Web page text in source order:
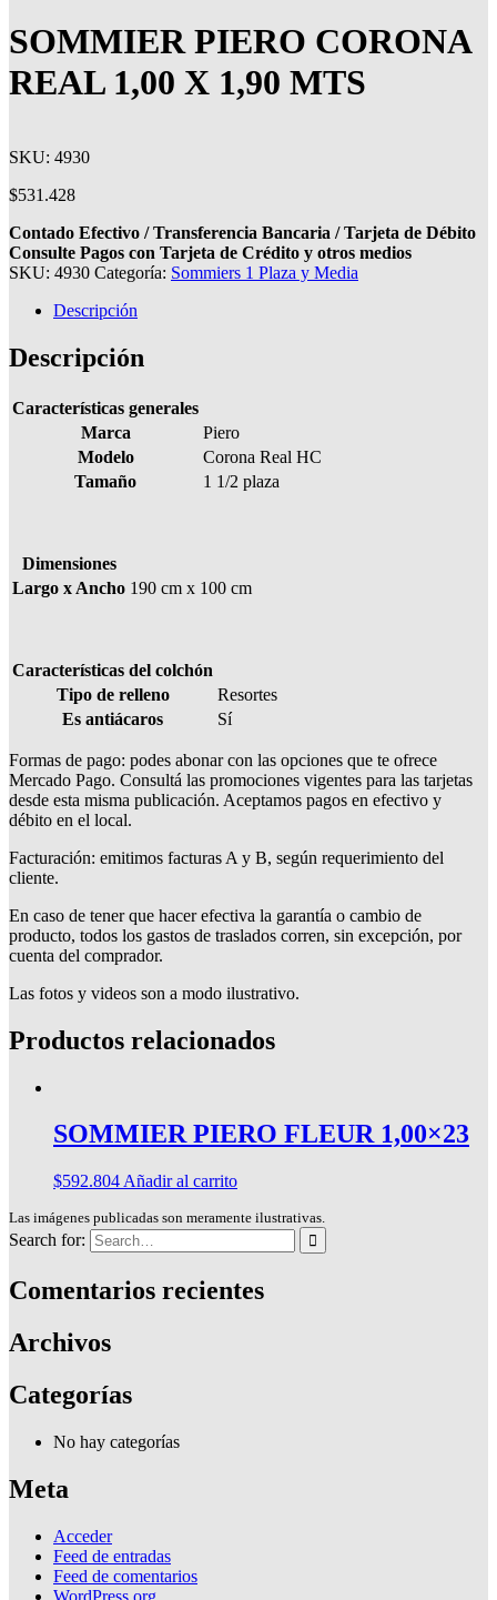
SOMMIER PIERO CORONA
REAL 1,00 X 1,90 MTS
SKU: 4930
$531.428
Contado Efectivo / Transferencia Bancaria / Tarjeta de Débito
Consulte Pagos con Tarjeta de Crédito y otros medios
SKU: 4930 Categoría: Sommiers 1 Plaza y Media
Descripción
Descripción
Características generales
Marca
Piero
Modelo
Corona Real HC
Tamaño
1 1/2 plaza
Dimensiones
Largo x Ancho 190 cm x 100 cm
Características del colchón
Tipo de relleno
Resortes
Es antiácaros
Sí
Formas de pago: podes abonar con las opciones que te ofrece
Mercado Pago. Consultá las promociones vigentes para las tarjetas
desde esta misma publicación. Aceptamos pagos en efectivo y
débito en el local.
Facturación: emitimos facturas A y B, según requerimiento del
cliente.
En caso de tener que hacer efectiva la garantía o cambio de
producto, todos los gastos de traslados corren, sin excepción, por
cuenta del comprador.
Las fotos y videos son a modo ilustrativo.
Productos relacionados
SOMMIER PIERO FLEUR 1,00×23
$592.804 Añadir al carrito
Las imágenes publicadas son meramente ilustrativas.
Search for:
Comentarios recientes
Archivos
Categorías
No hay categorías
Meta
Acceder
Feed de entradas
Feed de comentarios
WordPress.org